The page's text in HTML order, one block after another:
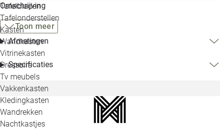
Tafelbladen
Tafelonderstellen
Kasten
Wandkasten
Vitrinekasten
Dressoirs
Tv meubels
Vakkenkasten
Kledingkasten
Wandrekken
Nachtkastjes
Omschrijving
Toon meer
Afmetingen
Specificaties